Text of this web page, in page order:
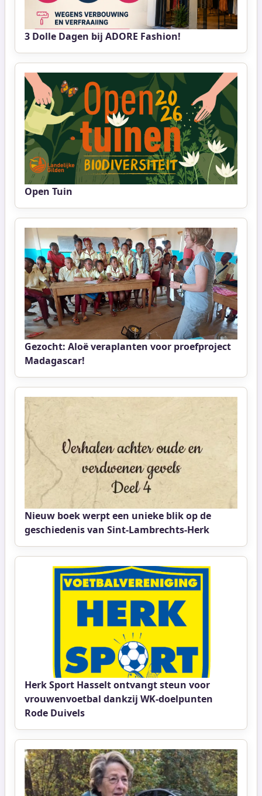
3 Dolle Dagen bij ADORE Fashion!
Open Tuin
Gezocht: Aloë veraplanten voor proefproject
Madagascar!
Nieuw boek werpt een unieke blik op de
geschiedenis van Sint-Lambrechts-Herk
Herk Sport Hasselt ontvangt steun voor
vrouwenvoetbal dankzij WK-doelpunten
Rode Duivels